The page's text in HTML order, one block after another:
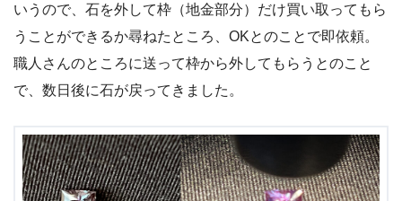
いうので、石を外して枠（地金部分）だけ買い取ってもら
うことができるか尋ねたところ、OKとのことで即依頼。
職人さんのところに送って枠から外してもらうとのこと
で、数日後に石が戻ってきました。